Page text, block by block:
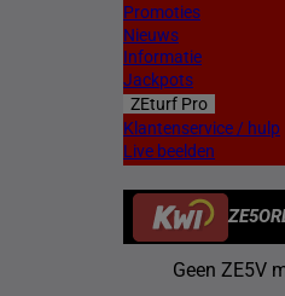
Promoties
Nieuws
Informatie
Jackpots
ZEturf Pro
Klantenservice / hulp
Live beelden
Geen ZE5V